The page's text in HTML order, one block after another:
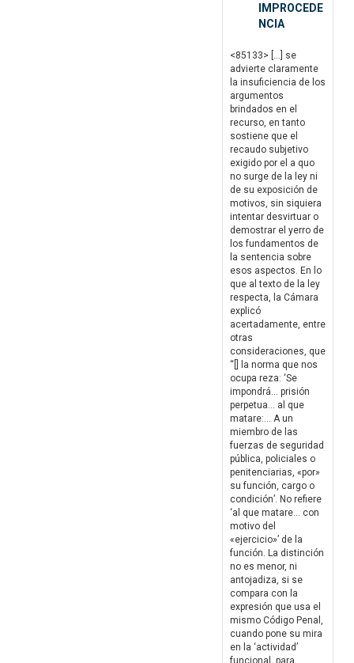
IMPROCEDE
NCIA
<85133> […] se
advierte claramente
la insuficiencia de los
argumentos
brindados en el
recurso, en tanto
sostiene que el
recaudo subjetivo
exigido por el a quo
no surge de la ley ni
de su exposición de
motivos, sin siquiera
intentar desvirtuar o
demostrar el yerro de
los fundamentos de
la sentencia sobre
esos aspectos. En lo
que al texto de la ley
respecta, la Cámara
explicó
acertadamente, entre
otras
consideraciones, que
“[] la norma que nos
ocupa reza: ‘Se
impondrá… prisión
perpetua… al que
matare:… A un
miembro de las
fuerzas de seguridad
pública, policiales o
penitenciarias, «por»
su función, cargo o
condición’. No refiere
‘al que matare… con
motivo del
«ejercicio»’ de la
función. La distinción
no es menor, ni
antojadiza, si se
compara con la
expresión que usa el
mismo Código Penal,
cuando pone su mira
en la ‘actividad’